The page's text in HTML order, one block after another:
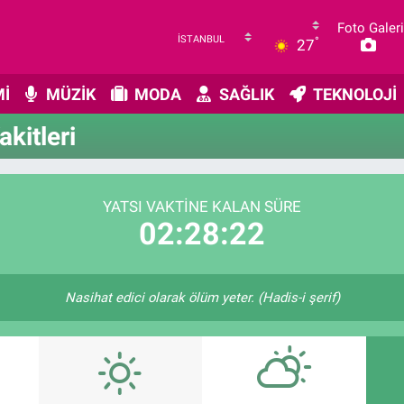
27°
Foto Galeri
MÜZİK MODA SAĞLIK TEKNOLOJİ
YATSI VAKTINE KALAN SÜRE
02:28:22
Nasihat edici olarak ölüm yeter. (Hadis-i şerif)